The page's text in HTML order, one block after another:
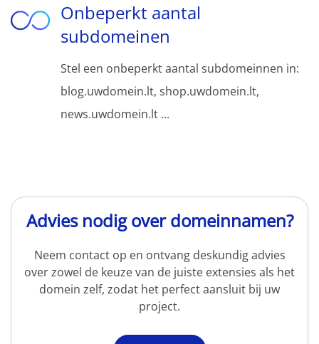
Onbeperkt aantal
subdomeinen
Stel een onbeperkt aantal subdomeinnen in:
blog.uwdomein.lt, shop.uwdomein.lt,
news.uwdomein.lt ...
Advies nodig over domeinnamen?
Neem contact op en ontvang deskundig advies
over zowel de keuze van de juiste extensies als het
domein zelf, zodat het perfect aansluit bij uw
project.